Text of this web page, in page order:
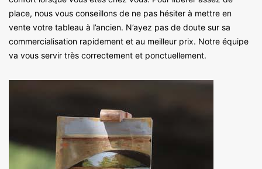
place, nous vous conseillons de ne pas hésiter à mettre en
vente votre tableau à l’ancien. N’ayez pas de doute sur sa
commercialisation rapidement et au meilleur prix. Notre équipe
va vous servir très correctement et ponctuellement.